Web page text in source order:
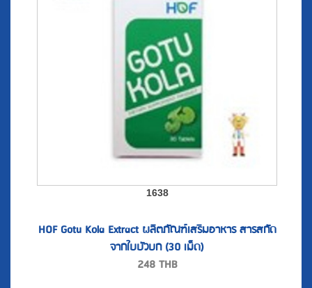
1638
HOF Gotu Kola Extract ผลิตภัณฑ์เสริมอาหาร สารสกัด
จากใบบัวบก (30 เม็ด)
248THB